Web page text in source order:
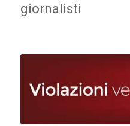
giornalisti